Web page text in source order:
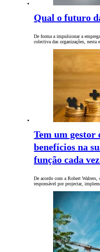
Qual o futuro
De forma a impulsionar a
colectiva das organizações,
Tem um gestor
benefícios na
função cada
De acordo com a Robert Walters,
responsável por projectar,